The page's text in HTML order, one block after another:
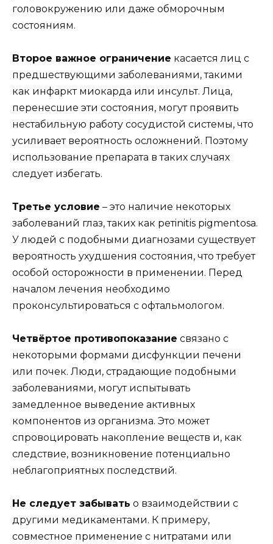
головокружению или даже обморочным
состояниям.
Второе важное ограничение касается лиц с
предшествующими заболеваниями, такими
как инфаркт миокарда или инсульт. Лица,
перенесшие эти состояния, могут проявить
нестабильную работу сосудистой системы, что
усиливает вероятность осложнений. Поэтому
использование препарата в таких случаях
следует избегать.
Третье условие – это наличие некоторых
заболеваний глаз, таких как ретinitis pigmentosa.
У людей с подобными диагнозами существует
вероятность ухудшения состояния, что требует
особой осторожности в применении. Перед
началом лечения необходимо
проконсультироваться с офтальмологом.
Четвёртое противопоказание связано с
некоторыми формами дисфункции печени
или почек. Люди, страдающие подобными
заболеваниями, могут испытывать
замедленное выведение активных
компонентов из организма. Это может
спровоцировать накопление веществ и, как
следствие, возникновение потенциально
неблагоприятных последствий.
Не следует забывать о взаимодействии с
другими медикаментами. К примеру,
совместное применение с нитратами или